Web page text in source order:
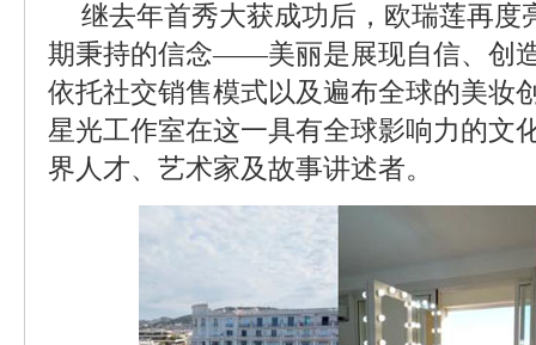
继去年首秀大获成功后，欧瑞莲再度
期秉持的信念——美丽是展现自信、创
依托社交销售模式以及遍布全球的美妆
星光工作室在这一具有全球影响力的文
界人才、艺术家及故事讲述者。